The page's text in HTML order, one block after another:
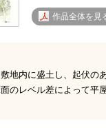
作品全体を見
地内に盛土し、起伏
のレベル差によって